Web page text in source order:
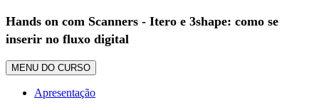
Hands on com Scanners - Itero e 3shape: como se
inserir no fluxo digital
MENU DO CURSO
Apresentação